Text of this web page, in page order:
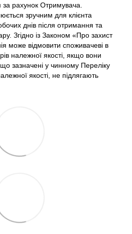
рахунок Отримувача.
зручним для клієнта
днів після отримання та
Згідно із Законом «Про захист
може відмовити споживачеві в
належної якості, якщо вони
що зазначені у чинному Переліку
якості, не підлягають